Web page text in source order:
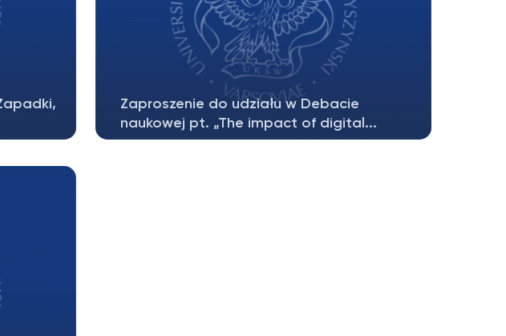
Zaproszenie do udziału w Debacie
naukowej pt. „The impact of digital...